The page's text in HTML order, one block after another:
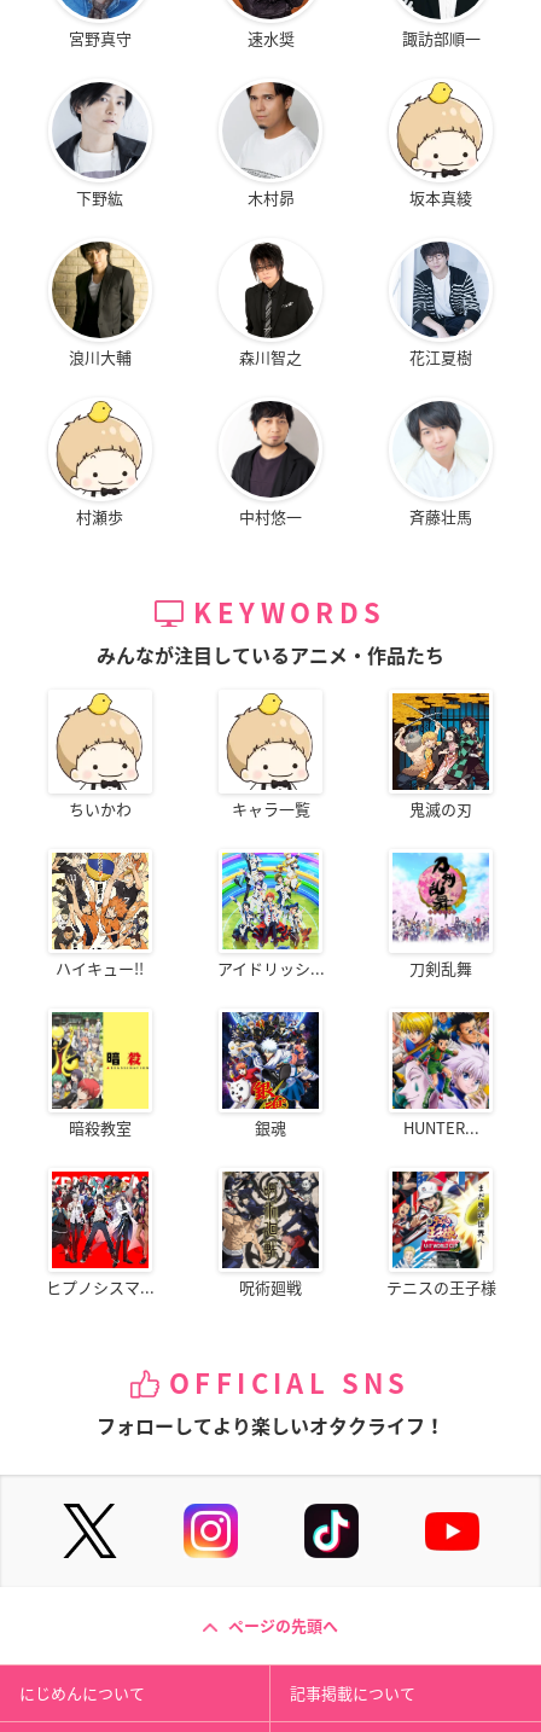
宮野真守 速水奨 諏訪部順一
下野紘 木村昴 坂本真綾
浪川大輔 森川智之 花江夏樹
村瀬歩 中村悠一 斉藤壮馬
KEYWORDS
みんなが注目しているアニメ・作品たち
ちいかわ キャラ一覧 鬼滅の刃
ハイキュー!! アイドリッシ... 刀剣乱舞
暗殺教室 銀魂 HUNTER...
ヒプノシスマ... 呪術廻戦 テニスの王子様
OFFICIAL SNS
フォローしてより楽しいオタクライフ！
ページの先頭へ
にじめんについて 記事掲載について